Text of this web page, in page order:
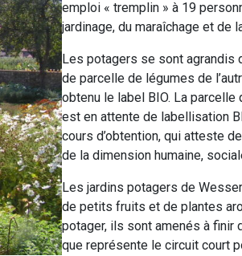
emploi « tremplin » à 19
jardinage, du maraîchage et de
Les potagers se sont agrandis
de parcelle de légumes de
obtenu le label BIO. La
est en attente de labellisation
cours d’obtention, qui atteste
de la dimension humaine,
Les jardins potagers de
de petits fruits et de plantes
potager, ils sont amenés à finir
que représente le circuit court